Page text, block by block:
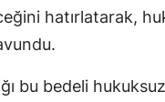
hatırlatarak,
bu bedeli